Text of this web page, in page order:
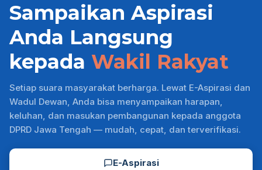
Sampaikan Aspirasi
Anda Langsung
kepada Wakil Rakyat
Setiap suara masyarakat berharga. Lewat E-Aspirasi dan
Wadul Dewan, Anda bisa menyampaikan harapan,
keluhan, dan masukan pembangunan kepada anggota
DPRD Jawa Tengah — mudah, cepat, dan terverifikasi.
E-Aspirasi